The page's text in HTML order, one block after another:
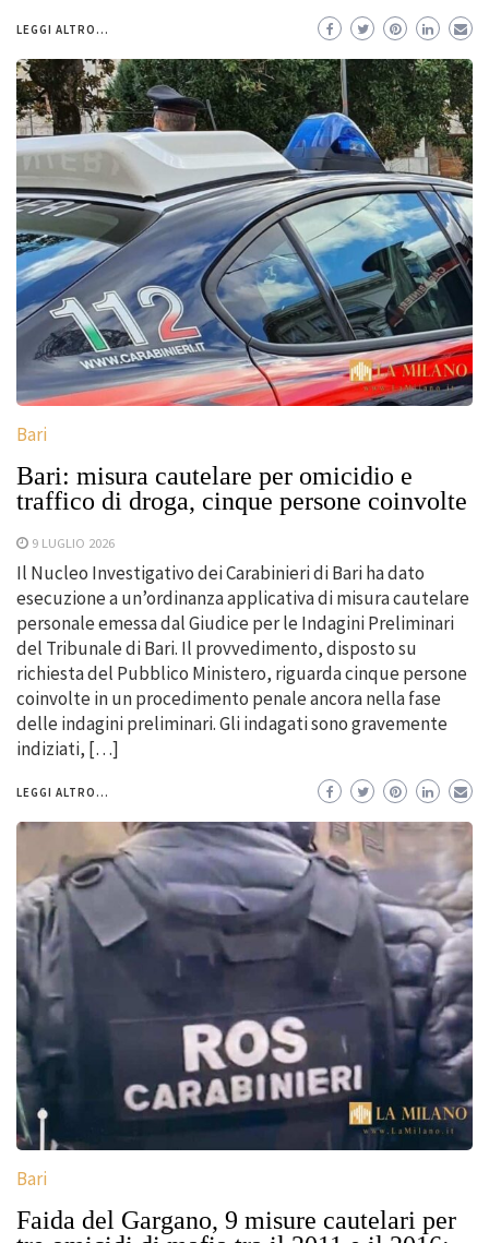
LEGGI ALTRO...
Bari
Bari: misura cautelare per omicidio e
traffico di droga, cinque persone coinvolte
9 LUGLIO 2026
Il Nucleo Investigativo dei Carabinieri di Bari ha dato
esecuzione a un’ordinanza applicativa di misura cautelare
personale emessa dal Giudice per le Indagini Preliminari
del Tribunale di Bari. Il provvedimento, disposto su
richiesta del Pubblico Ministero, riguarda cinque persone
coinvolte in un procedimento penale ancora nella fase
delle indagini preliminari. Gli indagati sono gravemente
indiziati, […]
LEGGI ALTRO...
Bari
Faida del Gargano, 9 misure cautelari per